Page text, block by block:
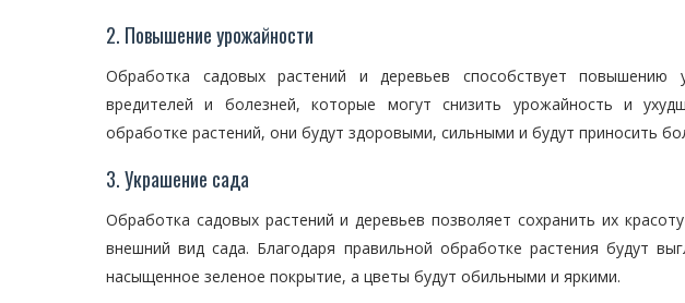
2. Повышение урожайности
Обработка садовых растений и деревьев способствует повышению
вредителей и болезней, которые могут снизить урожайность и
обработке растений, они будут здоровыми, сильными и будут приносить
3. Украшение сада
Обработка садовых растений и деревьев позволяет сохранить их
внешний вид сада. Благодаря правильной обработке растения будут
насыщенное зеленое покрытие, а цветы будут обильными и яркими.